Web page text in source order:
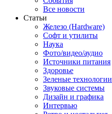
Все новости
Статьи
Железо (Hardware)
Софт и утилиты
Наука
Фото/видео/аудио
Источники питания
Здоровье
Зеленые технологии
Звуковые системы
Дизайн и графика
Интервью